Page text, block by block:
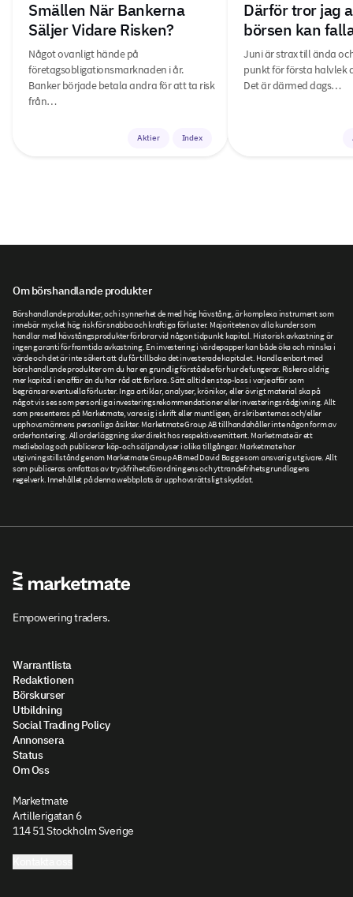
Smällen När Bankerna
Säljer Vidare Risken?
Något ovanligt hände på
företagsobligationsmarknaden i år.
Banker började betala andra för att ta risk
från…
Aktier Index
Därför tror jag
börsen kan
Juni är strax till ända
punkt för första halvlek
Det är därmed dags…
Om börshandlande produkter
Börshandlande produkter, och i synnerhet de med hög hävstång, är komplexa instrument som
innebär mycket hög risk för snabba och kraftiga förluster. Majoriteten av alla kunder som
handlar med hävstångsprodukter förlorar vid någon tidpunkt kapital. Historisk avkastning är
ingen garanti för framtida avkastning. En investering i värdepapper kan både öka och minska i
värde och det är inte säkert att du får tillbaka det investerade kapitalet. Handla enbart med
börshandlande produkter om du har en grundlig förståelse för hur de fungerar. Riskera aldrig
mer kapital i en affär än du har råd att förlora. Sätt alltid en stop-loss i varje affär som
begränsar eventuella förluster. Inga artiklar, analyser, krönikor, eller övrigt material ska på
något vis ses som personliga investeringsrekommendationer eller investeringsrådgivning. Allt
som presenteras på Marketmate, vare sig i skrift eller muntligen, är skribenternas och/eller
upphovsmännens personliga åsikter. Marketmate Group AB tillhandahåller inte någon form av
orderhantering. All orderläggning sker direkt hos respektive emittent. Marketmate är ett
mediebolag och publicerar köp- och säljanalyser i olika tillgångar. Marketmate har
utgivningstillstånd genom Marketmate Group AB med David Bagge som ansvarig utgivare. Allt
som publiceras omfattas av tryckfrihetsförordningens och yttrandefrihetsgrundlagens
regelverk. Innehållet på denna webbplats är upphovsrättsligt skyddat.
Empowering traders.
Warrantlista
Redaktionen
Börskurser
Utbildning
Social Trading Policy
Annonsera
Status
Om Oss
Marketmate
Artillerigatan 6
114 51 Stockholm Sverige